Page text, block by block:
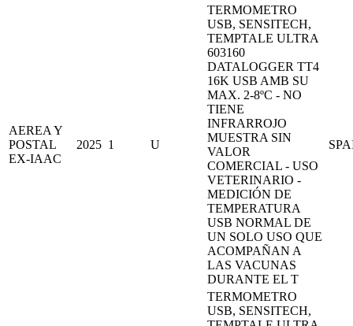
AEREA Y
POSTAL
EX-IAAC
2025 1 U
TERMOMETRO
USB, SENSITECH,
TEMPTALE ULTRA
603160
DATALOGGER TT4
16K USB AMB SU
MAX. 2-8ºC - NO
TIENE
INFRARROJO
MUESTRA SIN
VALOR
COMERCIAL - USO
VETERINARIO -
MEDICIÓN DE
TEMPERATURA
USB NORMAL DE
UN SOLO USO QUE
ACOMPAÑAN A
LAS VACUNAS
DURANTE EL T
TERMOMETRO
USB, SENSITECH,